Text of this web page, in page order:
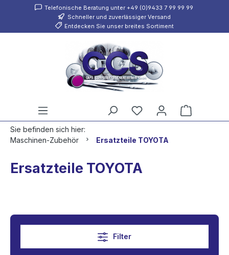
springenTelefonische Beratung unter +49 (0)9433 7 99 99 99
Schneller und zuverlässiger Versand
Entdecken Sie unser breites Sortiment
Sie befinden sich hier:
Maschinen-Zubehör
Ersatzteile TOYOTA
Ersatzteile TOYOTA
Filter